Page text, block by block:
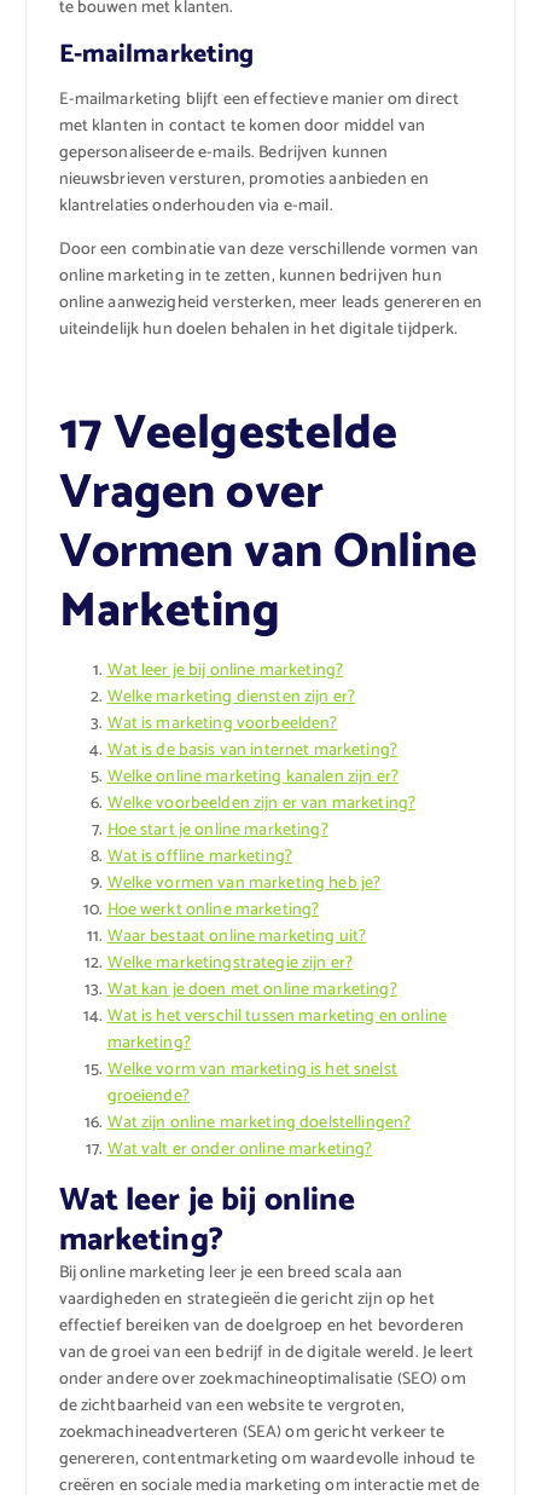
te bouwen met klanten.
E-mailmarketing
E-mailmarketing blijft een effectieve manier om direct
met klanten in contact te komen door middel van
gepersonaliseerde e-mails. Bedrijven kunnen
nieuwsbrieven versturen, promoties aanbieden en
klantrelaties onderhouden via e-mail.
Door een combinatie van deze verschillende vormen van
online marketing in te zetten, kunnen bedrijven hun
online aanwezigheid versterken, meer leads genereren en
uiteindelijk hun doelen behalen in het digitale tijdperk.
17 Veelgestelde
Vragen over
Vormen van Online
Marketing
Wat leer je bij online marketing?
Welke marketing diensten zijn er?
Wat is marketing voorbeelden?
Wat is de basis van internet marketing?
Welke online marketing kanalen zijn er?
Welke voorbeelden zijn er van marketing?
Hoe start je online marketing?
Wat is offline marketing?
Welke vormen van marketing heb je?
Hoe werkt online marketing?
Waar bestaat online marketing uit?
Welke marketingstrategie zijn er?
Wat kan je doen met online marketing?
Wat is het verschil tussen marketing en online
marketing?
Welke vorm van marketing is het snelst
groeiende?
Wat zijn online marketing doelstellingen?
Wat valt er onder online marketing?
Wat leer je bij online
marketing?
Bij online marketing leer je een breed scala aan
vaardigheden en strategieën die gericht zijn op het
effectief bereiken van de doelgroep en het bevorderen
van de groei van een bedrijf in de digitale wereld. Je leert
onder andere over zoekmachineoptimalisatie (SEO) om
de zichtbaarheid van een website te vergroten,
zoekmachineadverteren (SEA) om gericht verkeer te
genereren, contentmarketing om waardevolle inhoud te
creëren en sociale media marketing om interactie met de